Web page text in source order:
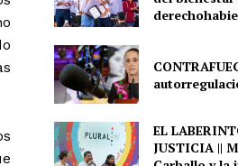
EL
JUSTICIA ||